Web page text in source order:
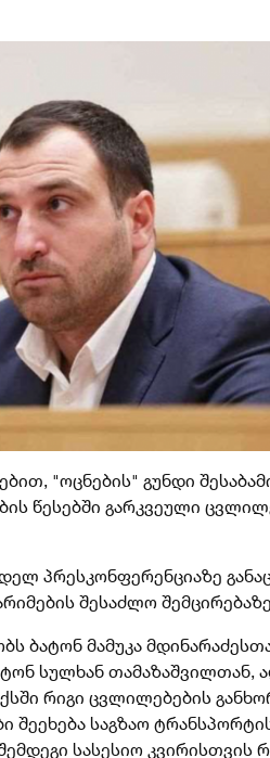
"ოცნების" გუნდი
წესებში გარკვეული
პრესკონფერენციაზე
შესაძლო
ბატონ მამუკა
სულხან თამაზაშვილთან,
რიგი ცვლილებების
შეეხება საგზაო
სასესიო კვირისთვის